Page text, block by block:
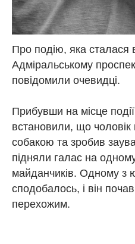
Про подію, яка сталася
Адміральському
повідомили очевидці.
Прибувши на місце
встановили, що чоловік
собакою та зробив
підняли галас на
майданчиків. Одному з
сподобалось, і він
перехожим.